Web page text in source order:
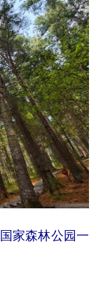
西藏
宁夏
عربى
한국어
家森林公园一